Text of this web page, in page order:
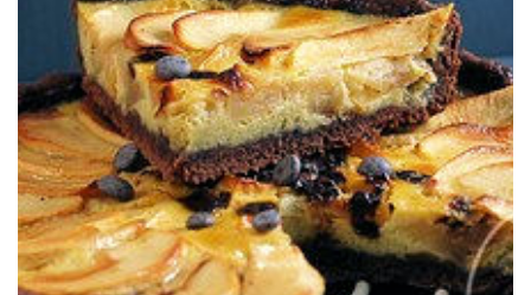
TARTE POMMES & CHOCOLAT, PÂTE
AU CACAO
Pomme et chocolat, un duo gagnant.